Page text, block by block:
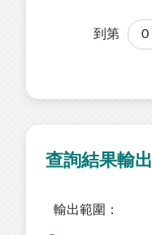
到第
查詢結果輸出
輸出範圍：